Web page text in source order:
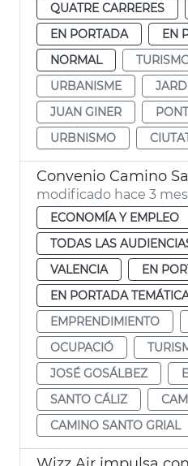
QUATRE CARRERES
EN PORTADA
EN
NORMAL
URBANISME
JUAN GINER
URBNISMO
modificado hace 3
ECONOMÍA Y EMPLEO
TODAS LAS
VALENCIA
EN
EN PORTADA
EMPRENDIMIENTO
OCUPACIÓ
JOSÉ GOSÁLBEZ
SANTO CÁLIZ
CAMINO SANTO GRIAL